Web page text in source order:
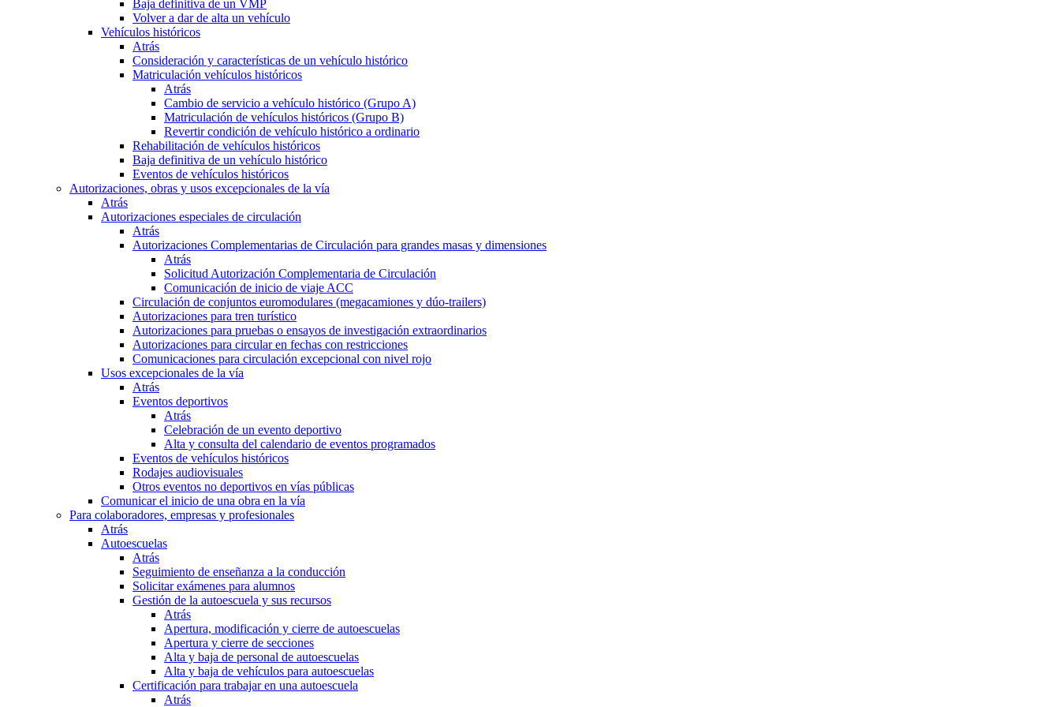
Baja definitiva de un VMP
Volver a dar de alta un vehículo
Vehículos históricos
Atrás
Consideración y características de un vehículo histórico
Matriculación vehículos históricos
Atrás
Cambio de servicio a vehículo histórico (Grupo A)
Matriculación de vehículos históricos (Grupo B)
Revertir condición de vehículo histórico a ordinario
Rehabilitación de vehículos históricos
Baja definitiva de un vehículo histórico
Eventos de vehículos históricos
Autorizaciones, obras y usos excepcionales de la vía
Atrás
Autorizaciones especiales de circulación
Atrás
Autorizaciones Complementarias de Circulación para grandes masas y dimensiones
Atrás
Solicitud Autorización Complementaria de Circulación
Comunicación de inicio de viaje ACC
Circulación de conjuntos euromodulares (megacamiones y dúo-trailers)
Autorizaciones para tren turístico
Autorizaciones para pruebas o ensayos de investigación extraordinarios
Autorizaciones para circular en fechas con restricciones
Comunicaciones para circulación excepcional con nivel rojo
Usos excepcionales de la vía
Atrás
Eventos deportivos
Atrás
Celebración de un evento deportivo
Alta y consulta del calendario de eventos programados
Eventos de vehículos históricos
Rodajes audiovisuales
Otros eventos no deportivos en vías públicas
Comunicar el inicio de una obra en la vía
Para colaboradores, empresas y profesionales
Atrás
Autoescuelas
Atrás
Seguimiento de enseñanza a la conducción
Solicitar exámenes para alumnos
Gestión de la autoescuela y sus recursos
Atrás
Apertura, modificación y cierre de autoescuelas
Apertura y cierre de secciones
Alta y baja de personal de autoescuelas
Alta y baja de vehículos para autoescuelas
Certificación para trabajar en una autoescuela
Atrás